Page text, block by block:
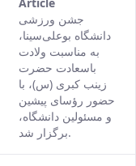
This result
comes from
the Persian
version of
this content.
جشن ورزشی
دانشگاه بوعلی‌سینا،
به مناسبت ولادت
باسعادت حضرت
زینب کبری (س)، با
حضور رؤسای پیشین
و مسئولین دانشگاه،
برگزار شد.